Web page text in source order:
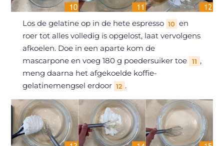
Los de gelatine op in de hete espresso 10 en
roer tot alles volledig is opgelost, laat vervolgens
afkoelen. Doe in een aparte kom de
mascarpone en voeg 180 g poedersuiker toe
11 ,
meng daarna het afgekoelde koffie-
gelatinemengsel erdoor 12 .